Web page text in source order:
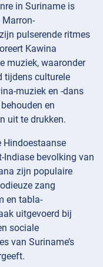
in Suriname is
Marron-
pulserende ritmes
Kawina
muziek, waaronder
tijdens culturele
muziek en -dans
en
uit te drukken.
Hindoestaanse
Indiase bevolking van
zijn populaire
zang
en tabla-
uitgevoerd bij
sociale
van Suriname’s